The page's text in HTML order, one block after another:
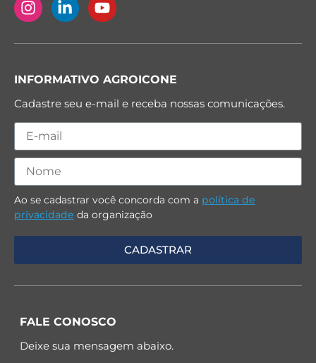
INFORMATIVO AGROICONE
Cadastre seu e-mail e receba nossas comunicações.
Ao se cadastrar você concorda com a política de
privacidade da organização
FALE CONOSCO
Deixe sua mensagem abaixo.